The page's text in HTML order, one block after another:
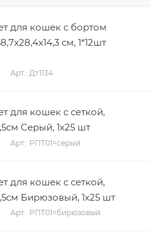
для кошек с бортом
см, 1*12шт
Арт.: Дт1134
для кошек с сеткой,
Серый, 1х25 шт
Арт.: РПТ01=серый
для кошек с сеткой,
Бирюзовый, 1х25 шт
Арт.: РПТ01=бирюзовый